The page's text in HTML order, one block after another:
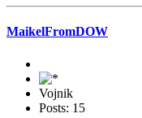
MaikelFromDOW
Vojnik
Posts: 15